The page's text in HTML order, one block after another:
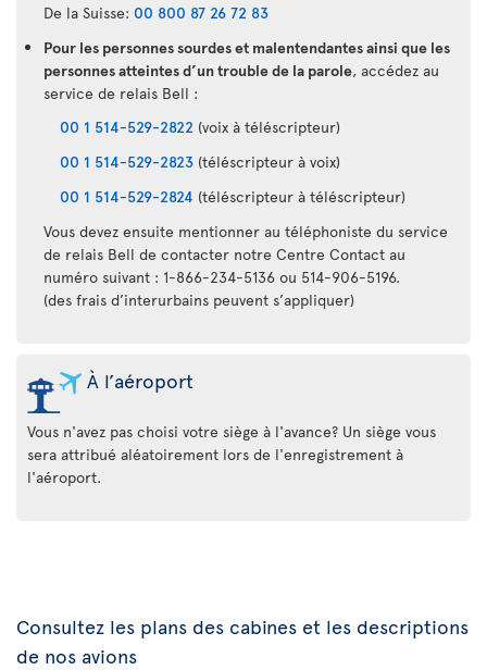
De la Suisse: 00 800 87 26 72 83
Pour les personnes sourdes et malentendantes ainsi que les
personnes atteintes d’un trouble de la parole, accédez au
service de relais Bell :
00 1 514-529-2822 (voix à téléscripteur)
00 1 514-529-2823 (téléscripteur à voix)
00 1 514-529-2824 (téléscripteur à téléscripteur)
Vous devez ensuite mentionner au téléphoniste du service
de relais Bell de contacter notre Centre Contact au
numéro suivant : 1-866-234-5136 ou 514-906-5196.
(des frais d’interurbains peuvent s’appliquer)
À l’aéroport
Vous n'avez pas choisi votre siège à l'avance? Un siège vous
sera attribué aléatoirement lors de l'enregistrement à
l'aéroport.
Consultez les plans des cabines et les descriptions
de nos avions